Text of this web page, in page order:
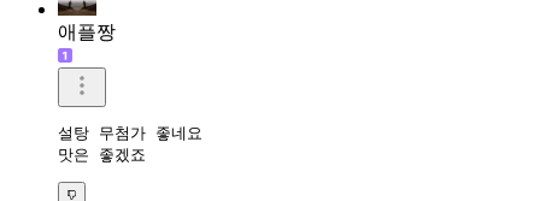
애플짱
설탕 무첨가 좋네요
맛은 좋겠죠